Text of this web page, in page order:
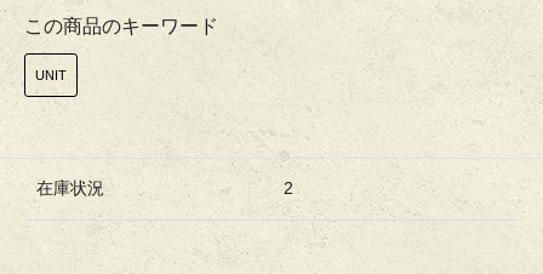
この商品のキーワード
UNIT
在庫状況 2